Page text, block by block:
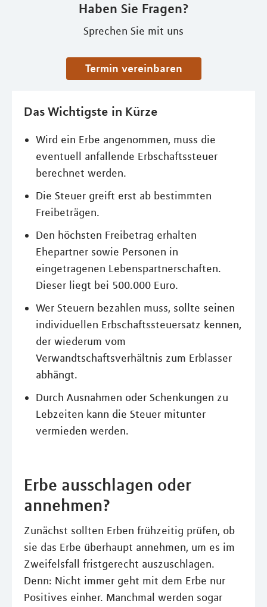
Haben Sie Fragen?
Sprechen Sie mit uns
Termin vereinbaren
Das Wichtigste in Kürze
Wird ein Erbe angenommen, muss die
eventuell anfallende Erbschaftssteuer
berechnet werden.
Die Steuer greift erst ab bestimmten
Freibeträgen.
Den höchsten Freibetrag erhalten
Ehepartner sowie Personen in
eingetragenen Lebenspartnerschaften.
Dieser liegt bei 500.000 Euro.
Wer Steuern bezahlen muss, sollte seinen
individuellen Erbschaftssteuersatz kennen,
der wiederum vom
Verwandtschaftsverhältnis zum Erblasser
abhängt.
Durch Ausnahmen oder Schenkungen zu
Lebzeiten kann die Steuer mitunter
vermieden werden.
Erbe ausschlagen oder
annehmen?
Zunächst sollten Erben frühzeitig prüfen, ob
sie das Erbe überhaupt annehmen, um es im
Zweifelsfall fristgerecht auszuschlagen.
Denn: Nicht immer geht mit dem Erbe nur
Positives einher. Manchmal werden sogar